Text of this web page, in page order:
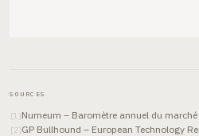
SOURCES
[1 ]Numeum – Baromètre annuel du
[2]GP Bullhound – European Technology